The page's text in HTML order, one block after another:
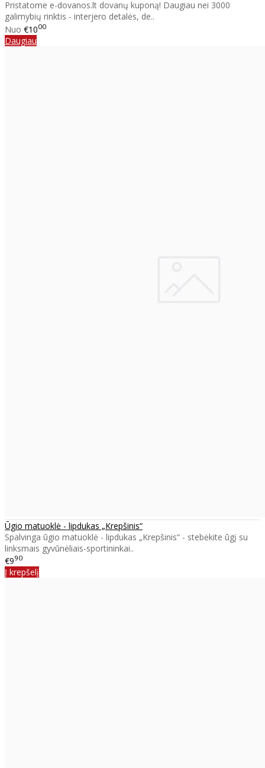
Pristatome e-dovanos.lt dovanų kuponą! Daugiau nei 3000
galimybių rinktis - interjero detalės, de..
Nuo €1000
Daugiau
Ūgio matuoklė - lipdukas „Krepšinis“
Spalvinga ūgio matuoklė - lipdukas „Krepšinis“ - stebėkite ūgį su
linksmais gyvūnėliais-sportininkai..
€990
Į krepšelį